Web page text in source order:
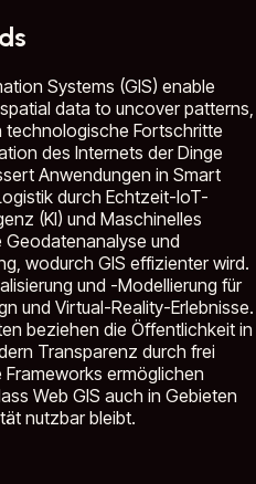
Systems (GIS) enable
data to uncover patterns,
technologische Fortschritte
des Internets der Dinge
Anwendungen in Smart
durch Echtzeit-IoT-
(KI) und Maschinelles
Geodatenanalyse und
wodurch GIS effizienter wird.
und -Modellierung für
und Virtual-Reality-Erlebnisse.
beziehen die Öffentlichkeit in
Transparenz durch frei
ermöglichen
Web GIS auch in Gebieten
nutzbar bleibt.